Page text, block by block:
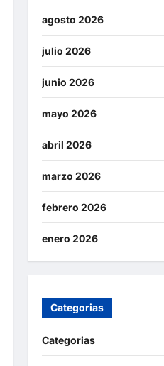
agosto 2026
julio 2026
junio 2026
mayo 2026
abril 2026
marzo 2026
febrero 2026
enero 2026
Categorias
Categorias